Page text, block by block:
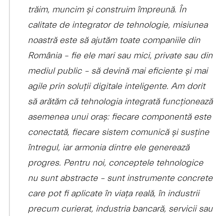
trăim, muncim și construim împreună. În
calitate de integrator de tehnologie, misiunea
noastră este să ajutăm toate companiile din
România – fie ele mari sau mici, private sau din
mediul public – să devină mai eficiente și mai
agile prin soluții digitale inteligente. Am dorit
să arătăm că tehnologia integrată funcționează
asemenea unui oraș: fiecare componentă este
conectată, fiecare sistem comunică și susține
întregul, iar armonia dintre ele generează
progres. Pentru noi, conceptele tehnologice
nu sunt abstracte – sunt instrumente concrete
care pot fi aplicate în viața reală, în industrii
precum curierat, industria bancară, servicii sau